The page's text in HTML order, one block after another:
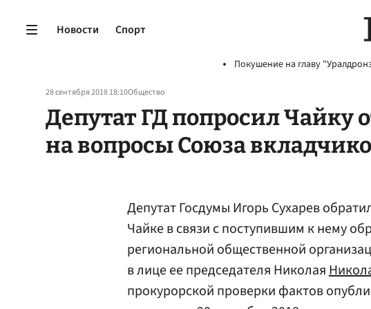
Новости Спорт
Покушение на главу
28 сентября 2018 18:10Общество
Депутат ГД попросил Чайку
на вопросы Союза
Депутат Госдумы Игорь Сухарев
Чайке в связи с поступившим к нему
региональной общественной
в лице ее председателя Николая
прокурорской проверки фактов